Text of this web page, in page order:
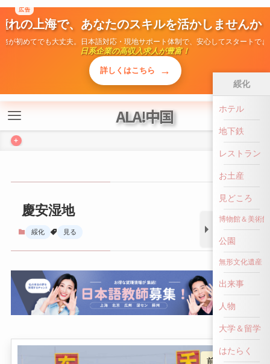
ALA!中国
+
慶安湿地
綏化 見る
前へ戻る
綏化
ホテル
地下鉄
レストラン
お土産
見どころ
博物館＆美術館
公園
無形文化遺産
出来事
人物
大学＆留学
はたらく